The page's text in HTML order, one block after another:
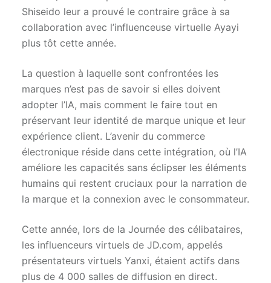
Shiseido leur a prouvé le contraire grâce à sa
collaboration avec l’influenceuse virtuelle Ayayi
plus tôt cette année.
La question à laquelle sont confrontées les
marques n’est pas de savoir si elles doivent
adopter l’IA, mais comment le faire tout en
préservant leur identité de marque unique et leur
expérience client. L’avenir du commerce
électronique réside dans cette intégration, où l’IA
améliore les capacités sans éclipser les éléments
humains qui restent cruciaux pour la narration de
la marque et la connexion avec le consommateur.
Cette année, lors de la Journée des célibataires,
les influenceurs virtuels de JD.com, appelés
présentateurs virtuels Yanxi, étaient actifs dans
plus de 4 000 salles de diffusion en direct.